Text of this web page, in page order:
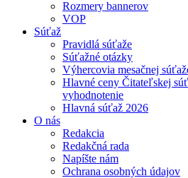
Rozmery bannerov
VOP
Súťaž
Pravidlá súťaže
Súťažné otázky
Výhercovia mesačnej
Hlavné ceny Čitateľskej
vyhodnotenie
Hlavná súťaž 2026
O nás
Redakcia
Redakčná rada
Napíšte nám
Ochrana osobných údajov